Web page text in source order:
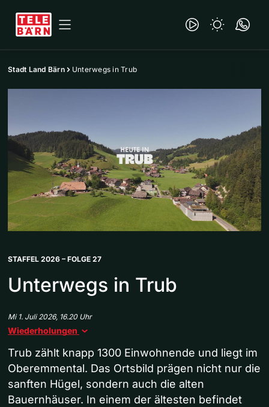
Stadt Land Bärn Unterwegs in Trub
STAFFEL 2026 – FOLGE 27
Unterwegs in Trub
Mi 1. Juli 2026, 16.20 Uhr
Wiederholungen
Trub zählt knapp 1300 Einwohnende und liegt im
Oberemmental. Das Ortsbild prägen nicht nur die
sanften Hügel, sondern auch die alten
Bauernhäuser. In einem der ältesten befindet